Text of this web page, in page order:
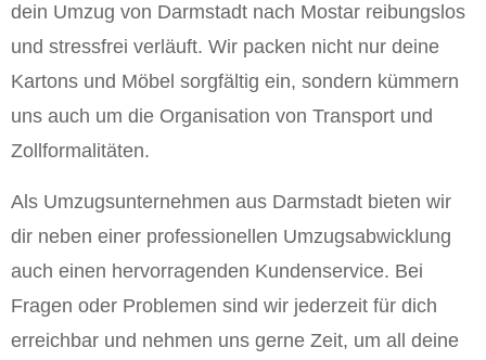
dein Umzug von Darmstadt nach Mostar reibungslos
und stressfrei verläuft. Wir packen nicht nur deine
Kartons und Möbel sorgfältig ein, sondern kümmern
uns auch um die Organisation von Transport und
Zollformalitäten.
Als Umzugsunternehmen aus Darmstadt bieten wir
dir neben einer professionellen Umzugsabwicklung
auch einen hervorragenden Kundenservice. Bei
Fragen oder Problemen sind wir jederzeit für dich
erreichbar und nehmen uns gerne Zeit, um all deine